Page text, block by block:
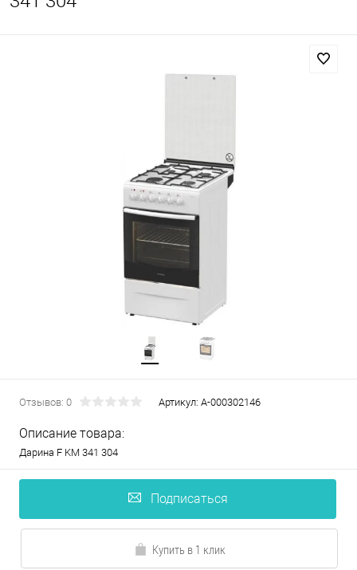
Отзывов: 0 Артикул: А-000302146
Описание товара:
Дарина F KM 341 304
Подписаться
Купить в 1 клик